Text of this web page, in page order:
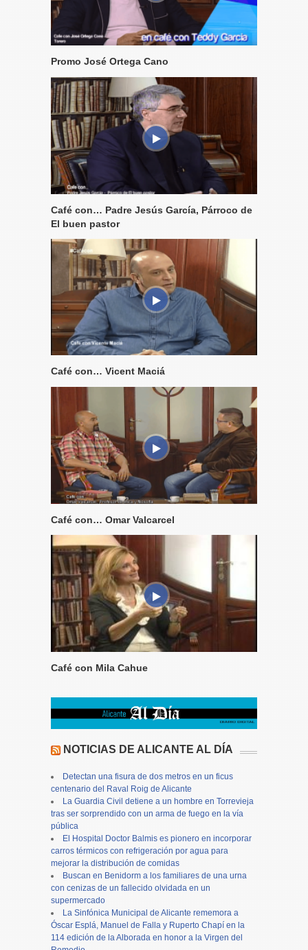
Promo José Ortega Cano
Café con… Padre Jesús García, Párroco de
El buen pastor
Café con… Vicent Maciá
Café con… Omar Valcarcel
Café con Mila Cahue
NOTICIAS DE ALICANTE AL DÍA
Detectan una fisura de dos metros en un ficus
centenario del Raval Roig de Alicante
La Guardia Civil detiene a un hombre en Torrevieja
tras ser sorprendido con un arma de fuego en la vía
pública
El Hospital Doctor Balmis es pionero en incorporar
carros térmicos con refrigeración por agua para
mejorar la distribución de comidas
Buscan en Benidorm a los familiares de una urna
con cenizas de un fallecido olvidada en un
supermercado
La Sinfónica Municipal de Alicante rememora a
Óscar Esplá, Manuel de Falla y Ruperto Chapí en la
114 edición de la Alborada en honor a la Virgen del